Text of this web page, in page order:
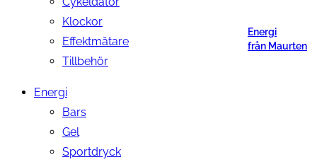
Klockor
Effektmätare
Tillbehör
Energi
Bars
Gel
Sportdryck
Energi
från Maurten